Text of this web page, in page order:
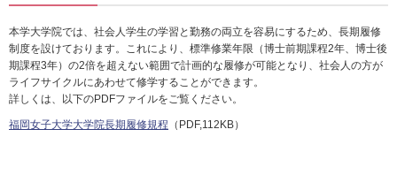
本学大学院では、社会人学生の学習と勤務の両立を容易にするため、長期履修
制度を設けております。これにより、標準修業年限（博士前期課程2年、博士後
期課程3年）の2倍を超えない範囲で計画的な履修が可能となり、社会人の方が
ライフサイクルにあわせて修学することができます。
詳しくは、以下のPDFファイルをご覧ください。
福岡女子大学大学院長期履修規程 （PDF,112KB）